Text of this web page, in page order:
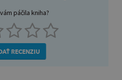
páčila kniha?
RECENZIU